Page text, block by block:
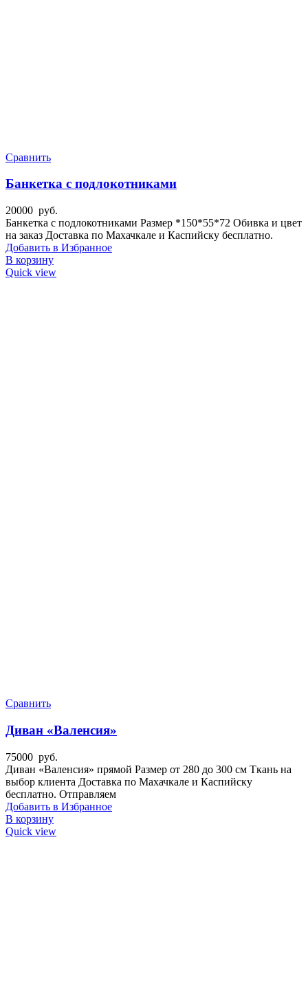
Сравнить
Банкетка с подлокотниками
20000 руб.
Банкетка с подлокотниками Размер *150*55*72 Обивка и цвет
на заказ Доставка по Махачкале и Каспийску бесплатно.
Добавить в Избранное
В корзину
Quick view
Сравнить
Диван «Валенсия»
75000 руб.
Диван «Валенсия» прямой Размер от 280 до 300 см Ткань на
выбор клиента Доставка по Махачкале и Каспийску
бесплатно. Отправляем
Добавить в Избранное
В корзину
Quick view